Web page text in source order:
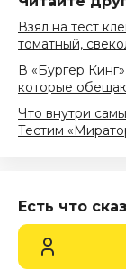
Взял на тест
томатный,
В «Бургер
которые
Что внутри
Тестим
Есть что